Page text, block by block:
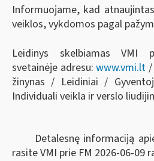
Informuojame, kad
veiklos, vykdomos pagal
Leidinys skelbiamas VMI
svetainėje adresu:www.vmi.lt /
žinynas / Leidiniai /
Individuali veikla ir verslo
Detalesnę informaciją
rasite VMI prie FM 2026-06-09